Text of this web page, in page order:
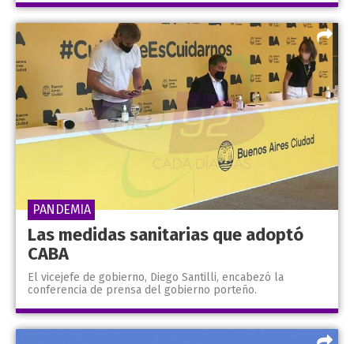
Las medidas sanitarias que adoptó
CABA
El vicejefe de gobierno, Diego Santilli, encabezó la
conferencia de prensa del gobierno porteño.
PANDEMIA